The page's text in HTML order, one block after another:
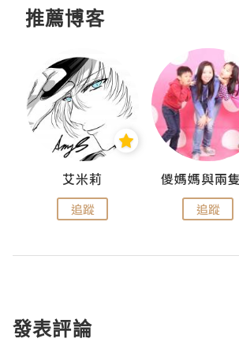
推薦博客
艾米莉
追蹤 追蹤
發表評論